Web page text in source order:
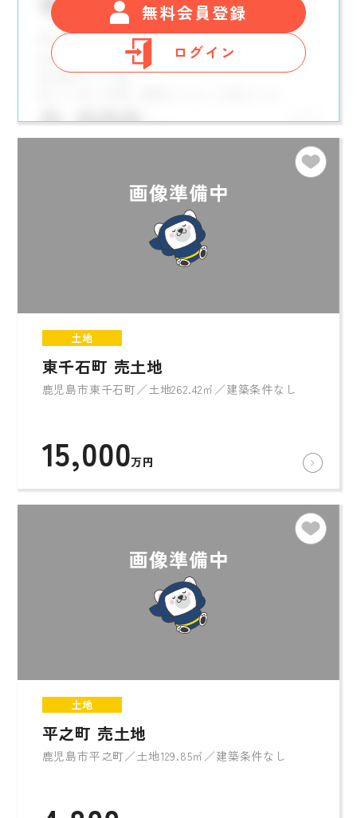
無料会員登録
ログイン
土地
東千石町 売土地
鹿児島市東千石町／土地262.42㎡／建築条件なし
15,000万円
土地
平之町 売土地
鹿児島市平之町／土地129.85㎡／建築条件なし